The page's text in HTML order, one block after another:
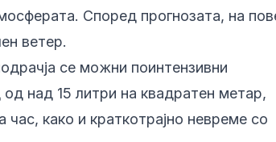
Според прогнозата, на
ветер.
се можни поинтензивни
над 15 литри на квадратен метар,
како и краткотрајно невреме со